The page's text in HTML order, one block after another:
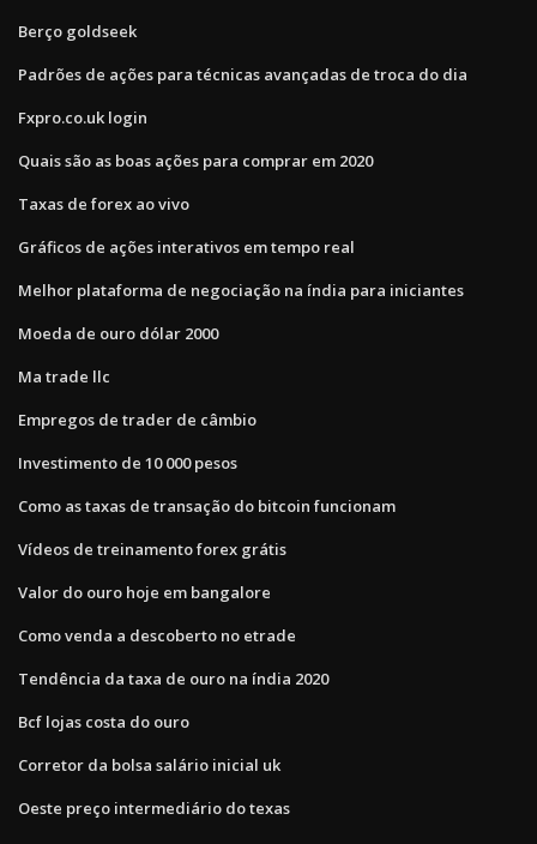
Berço goldseek
Padrões de ações para técnicas avançadas de troca do dia
Fxpro.co.uk login
Quais são as boas ações para comprar em 2020
Taxas de forex ao vivo
Gráficos de ações interativos em tempo real
Melhor plataforma de negociação na índia para iniciantes
Moeda de ouro dólar 2000
Ma trade llc
Empregos de trader de câmbio
Investimento de 10 000 pesos
Como as taxas de transação do bitcoin funcionam
Vídeos de treinamento forex grátis
Valor do ouro hoje em bangalore
Como venda a descoberto no etrade
Tendência da taxa de ouro na índia 2020
Bcf lojas costa do ouro
Corretor da bolsa salário inicial uk
Oeste preço intermediário do texas